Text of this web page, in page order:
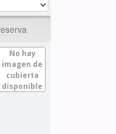
No hay
imagen de
cubierta
disponible